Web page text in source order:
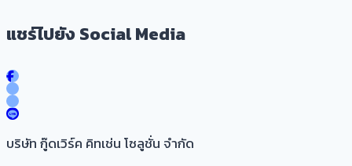
แชร์ไปยัง Social Media
บริษัท กู๊ดเวิร์ค คิทเช่น โซลูชั่น จำกัด